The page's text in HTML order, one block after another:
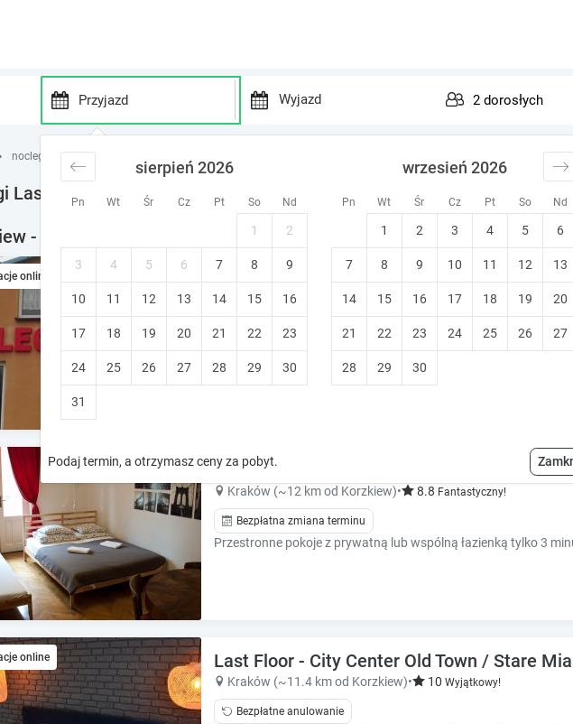
P
e
s
s
d
o
w
n
r
e
o
i
n
t
e
r
a
c
t
w
d
w
a
e
y
t
o
i
c
t
w
i
Pn Wt Śr Cz Pt So Nd Pn Wt Śr Cz Pt So Nd
sierpień 2026
1 2
3 4 5 6 7 8 9
10 11 12 13 14 15 16
17 18 19 20 21 22 23
24 25 26 27 28 29 30
31
wrzesień 2026
1 2 3 4 5 6
7 8 9 10 11 12 13
14 15 16 17 18 19 20
21 22 23 24 25 26 27
28 29 30
Podaj termin, a otrzymasz ceny za pobyt.
noclegi Małopolska
Last Minute w Korzkiewie
- noclegi w okolicy
online Komfortowe pokoje z łazienkami, TV, WIFI
Młoszowa (~28.4 km od Korzkiew)
Bezpłatne anulowanie
Trzy Kafki | Pokoje Gościnne w centrum |
Kraków (~12 km od Korzkiew)• 8.8 Fantastyczny!
Bezpłatna zmiana terminu
online Last Floor - City Center Old Town / Stare
Kraków (~11.4 km od Korzkiew)• 10 Wyjątkowy!
Bezpłatne anulowanie